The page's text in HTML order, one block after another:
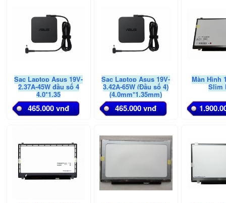
Sạc Laptop Asus 19V-
2.37A-45W đầu số 4
4.0*1.35
465.000 vnđ
Sạc Laptop Asus 19V-
3.42A-65W (Đầu số 4)
(4.0mm*1.35mm)
465.000 vnđ
Màn Hình
Slim